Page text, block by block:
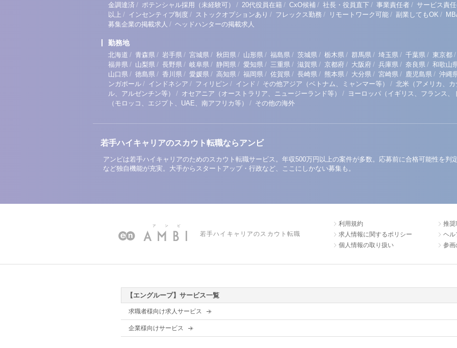
金調達済 / ポテンシャル採用（未経験可） / 20代役員在籍 / CxO候補 / 社長・役員直下 / 事業責任者 / サービス責
以上 / インセンティブ制度 / ストックオプションあり / フレックス勤務 / リモートワーク可能 / 副業してもOK /
募集企業の掲載求人 / ヘッドハンターの掲載求人
勤務地
北海道 / 青森県 / 岩手県 / 宮城県 / 秋田県 / 山形県 / 福島県 / 茨城県 / 栃木県 / 群馬県 / 埼玉県 / 千葉県 / 東京都 /
福井県 / 山梨県 / 長野県 / 岐阜県 / 静岡県 / 愛知県 / 三重県 / 滋賀県 / 京都府 / 大阪府 / 兵庫県 / 奈良県 / 和歌山
山口県 / 徳島県 / 香川県 / 愛媛県 / 高知県 / 福岡県 / 佐賀県 / 長崎県 / 熊本県 / 大分県 / 宮崎県 / 鹿児島県 / 沖縄
ンガポール / インドネシア / フィリピン / インド / その他アジア（ベトナム、ミャンマー等） / 北米（アメリカ、カ
ル、アルゼンチン等）
/ オセアニア（オーストラリア、ニュージーランド等） / ヨーロッパ（イギリス、フランス、
（モロッコ、エジプト、UAE、南アフリカ等）
/ その他の海外
若手ハイキャリアのスカウト転職ならアンビ
アンビは若手ハイキャリアのためのスカウト転職サービス。年収500万円以上の案件が多数。応募前に合格可能性を判
など独自機能が充実。大手からスタートアップ・行政など、ここにしかない募集も。
若手ハイキャリアのスカウト転職
利用規約
求人情報に関するポリシー
個人情報の取り扱い
推奨
ヘル
参画
【エングループ】サービス一覧
求職者様向け求人サービス
企業様向けサービス